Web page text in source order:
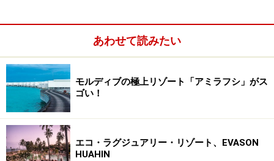
あわせて読みたい
モルディブの極上リゾート「アミラフシ」がス
ゴい！
エコ・ラグジュアリー・リゾート、EVASON
HUAHIN